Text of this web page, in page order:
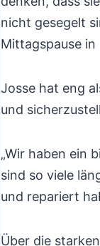
nicht gesegelt
Mittagspause in
Josse hat eng
und
„Wir haben ein
sind so viele
und repariert
Über die